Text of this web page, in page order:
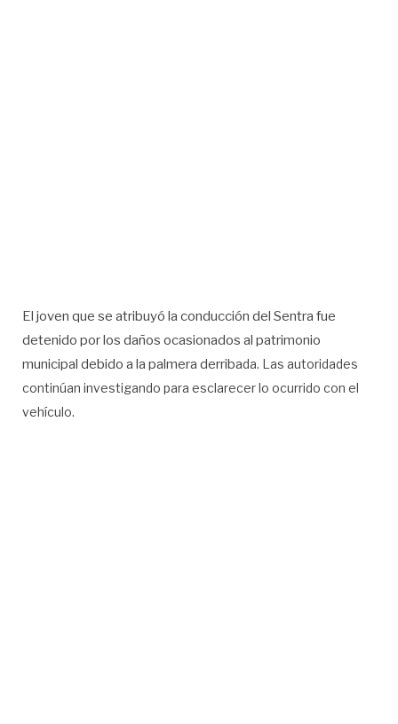
El joven que se atribuyó la conducción del Sentra fue
detenido por los daños ocasionados al patrimonio
municipal debido a la palmera derribada. Las autoridades
continúan investigando para esclarecer lo ocurrido con el
vehículo.